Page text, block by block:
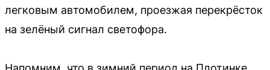
легковым автомобилем, проезжая перекрёсток
на зелёный сигнал светофора.